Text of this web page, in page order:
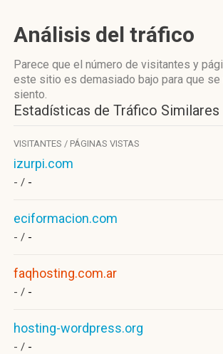
Análisis del tráfico
Parece que el número de visitantes y
este sitio es demasiado bajo para que se
siento.
Estadísticas de Tráfico Similares
VISITANTES / PÁGINAS VISTAS
izurpi.com
- / -
eciformacion.com
- / -
faqhosting.com.ar
- / -
hosting-wordpress.org
- / -